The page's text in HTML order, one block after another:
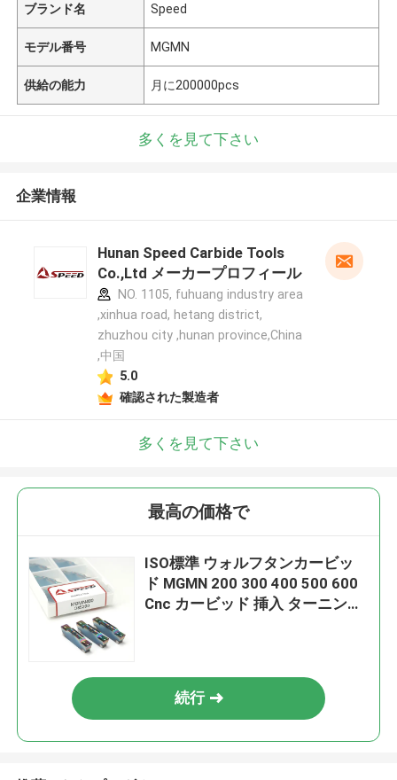
ブランド名 Speed
モデル番号 MGMN
供給の能力 月に200000pcs
多くを見て下さい
企業情報
Hunan Speed Carbide Tools
Co.,Ltd メーカープロフィール
NO. 1105, fuhuang industry area
,xinhua road, hetang district,
zhuzhou city ,hunan province,China
,中国
5.0
確認された製造者
多くを見て下さい
最高の価格で
ISO標準 ウォルフタンカービッ
ド MGMN 200 300 400 500 600
Cnc カービッド 挿入 ターニング
続行